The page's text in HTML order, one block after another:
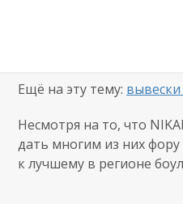
Ещё на эту тему:
Несмотря на то, что
дать многим из них фору
к лучшему в регионе